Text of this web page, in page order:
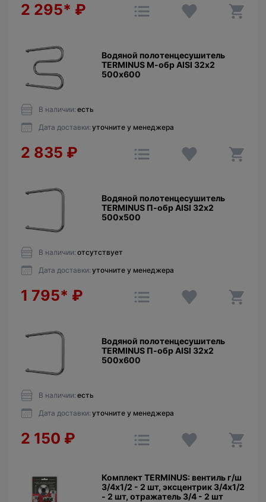
2 295* ₽
Водяной полотенцесушитель
TERMINUS М-обр AISI 32х2
500х600
В наличии: есть
Дата доставки: уточните у менеджера
2 835 ₽
Водяной полотенцесушитель
TERMINUS П-обр AISI 32х2
500х500
В наличии: отсутствует
Дата доставки: уточните у менеджера
1 795* ₽
Водяной полотенцесушитель
TERMINUS П-обр AISI 32х2
500х600
В наличии: есть
Дата доставки: уточните у менеджера
2 150 ₽
Комплект TERMINUS: вентиль г/ш
3/4х1/2 - 2 шт, эксцентрик 3/4х1/2
- 2 шт, отражатель 3/4 - 2 шт